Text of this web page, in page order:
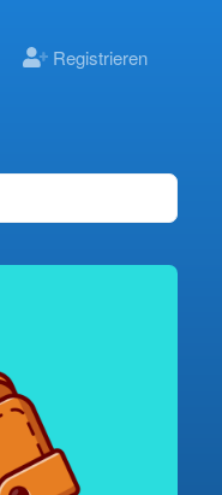
Registrieren